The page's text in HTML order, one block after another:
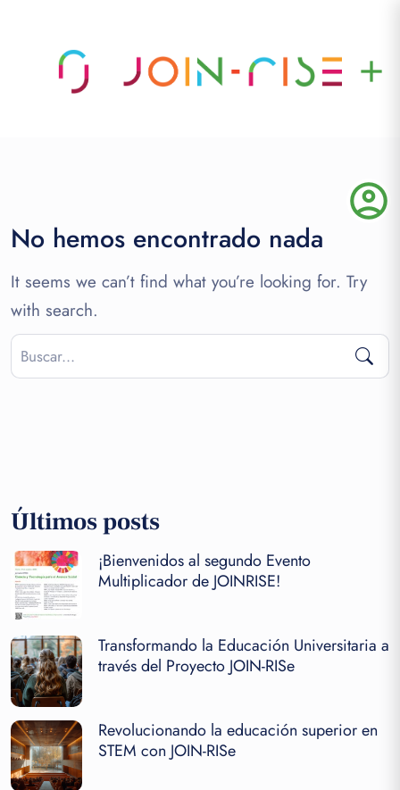
add
No hemos encontrado nada
It seems we can’t find what you’re looking for. Try
with search.
Últimos posts
¡Bienvenidos al segundo Evento
Multiplicador de JOINRISE!
Transformando la Educación Universitaria a
través del Proyecto JOIN-RISe
Revolucionando la educación superior en
STEM con JOIN-RISe
account_circle